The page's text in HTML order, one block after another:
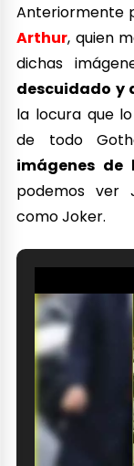
Anteriormente
Arthur, quien
dichas
descuidado y
la locura que
de todo
imágenes de
podemos ver
como Joker.